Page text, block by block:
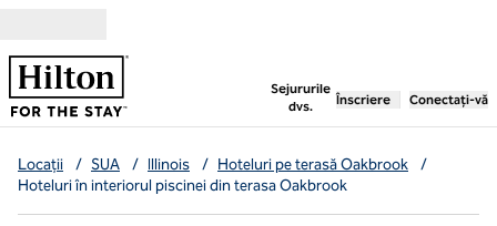
Sejururile
dvs.
, deschide o filă nouă
Înscriere Conectați-vă
Locații / SUA / Illinois / Hoteluri pe terasă Oakbrook
/
Hoteluri în interiorul piscinei din terasa Oakbrook